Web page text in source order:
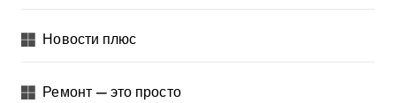
Новости плюс
Ремонт — это просто